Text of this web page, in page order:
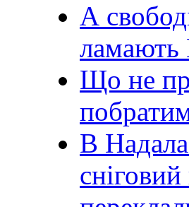
А
ламають
Що не
В Надала